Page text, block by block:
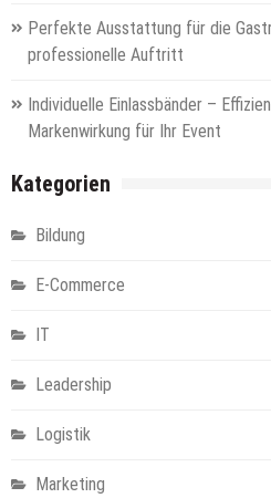
Perfekte Ausstattung für die
professionelle Auftritt
Individuelle Einlassbänder –
Markenwirkung für Ihr Event
Kategorien
Bildung
E-Commerce
IT
Leadership
Logistik
Marketing